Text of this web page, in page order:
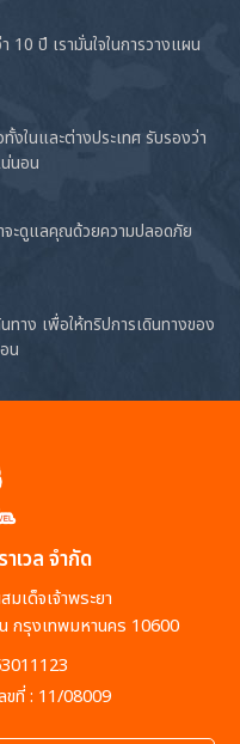
ปี เรามั่นใจในการวางแผน
งในและต่างประเทศ รับรองว่า
นอน
ะดูแลคุณด้วยความปลอดภัย
ทาง เพื่อให้ทริปการเดินทางของ
น
เวล จำกัด
เด็จเจ้าพระยา
กรุงเทพมหานคร 10600
ขที่ : 11/08009